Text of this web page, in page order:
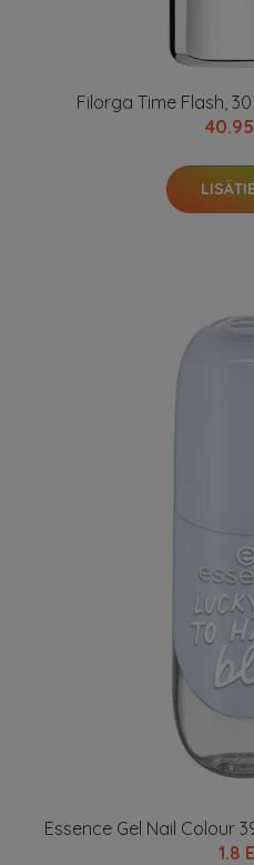
Filorga Time Flash,
Essence Gel Nail Colour
1.8